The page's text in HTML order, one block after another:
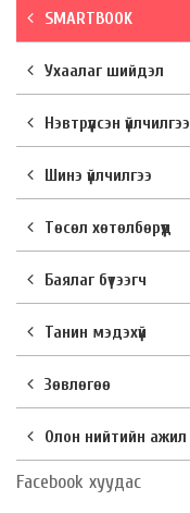
SMARTBOOK
Ухаалаг шийдэл
Нэвтрүүлсэн үйлчилгээ
Шинэ үйлчилгээ
Төсөл хөтөлбөрүүд
Баялаг бүтээгч
Танин мэдэхүй
Зөвлөгөө
Олон нийтийн ажил
Facebook хуудас